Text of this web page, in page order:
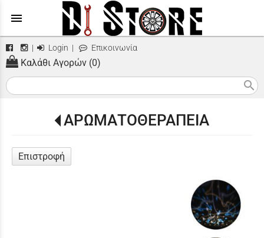
menu
| Login | Επικοινωνία
Καλάθι Αγορών (0)
search
ΑΡΩΜΑΤΟΘΕΡΑΠΕΙΑ
Επιστροφή